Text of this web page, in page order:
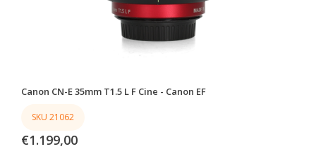
Canon CN-E 35mm T1.5 L F Cine - Canon EF
SKU 21062
€1.199,00